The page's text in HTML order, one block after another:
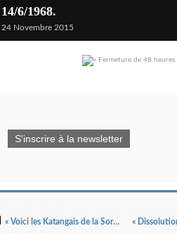
14/6/1968.
24 Novembre 2015
S'inscrire à la newsletter
« Voici les Katangais de la Sorbonne », Paris Jour, 14/6/1968.